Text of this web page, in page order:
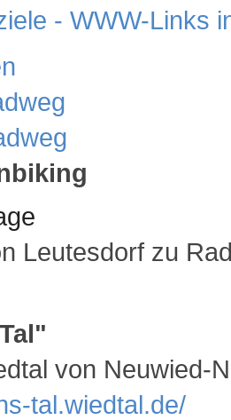
- WWW-Links
Leutesdorf zu
von Neuwied-
tal.wiedtal.de/